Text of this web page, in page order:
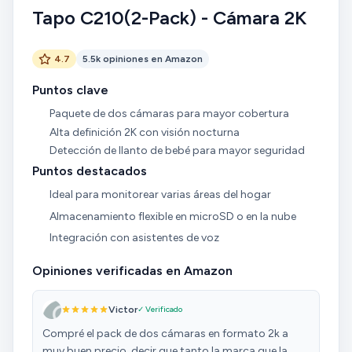
Tapo C210(2-Pack) - Cámara 2K
4.7 5.5k opiniones en Amazon
Puntos clave
Paquete de dos cámaras para mayor cobertura
Alta definición 2K con visión nocturna
Detección de llanto de bebé para mayor seguridad
Puntos destacados
Ideal para monitorear varias áreas del hogar
Almacenamiento flexible en microSD o en la nube
Integración con asistentes de voz
Opiniones verificadas en Amazon
Victor✓ Verificado
Compré el pack de dos cámaras en formato 2k a